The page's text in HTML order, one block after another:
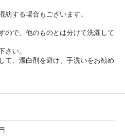
紡する場合もございます。
ので、他のものとは分けて洗濯して
さい。
て、漂白剤を避け、手洗いをお勧め